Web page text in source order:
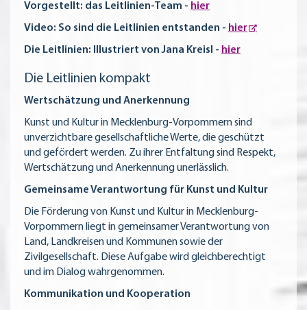
Vorgestellt: das Leitlinien-Team - hier
Video: So sind die Leitlinien entstanden - hier
Die Leitlinien: Illustriert von Jana Kreisl - hier
Die Leitlinien kompakt
Wertschätzung und Anerkennung
Kunst und Kultur in Mecklenburg-Vorpommern sind
unverzichtbare gesellschaftliche Werte, die geschützt
und gefördert werden. Zu ihrer Entfaltung sind Respekt,
Wertschätzung und Anerkennung unerlässlich.
Gemeinsame Verantwortung für Kunst und Kultur
Die Förderung von Kunst und Kultur in Mecklenburg-
Vorpommern liegt in gemeinsamer Verantwortung von
Land, Landkreisen und Kommunen sowie der
Zivilgesellschaft. Diese Aufgabe wird gleichberechtigt
und im Dialog wahrgenommen.
Kommunikation und Kooperation